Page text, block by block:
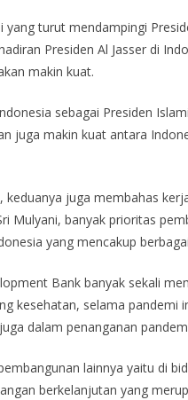
turut mendampingi
Presiden Al Jasser di
makin kuat.
sebagai Presiden
juga makin kuat antara
juga membahas
Mulyani, banyak prioritas
yang mencakup
Bank banyak sekali
kesehatan, selama pandemi
dalam penanganan
lainnya yaitu di
berkelanjutan yang